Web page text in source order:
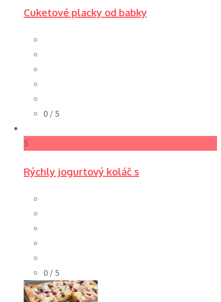
Cuketové placky od babky
0 / 5
5
Rýchly jogurtový koláč s
0 / 5